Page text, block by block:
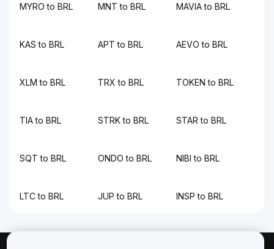
MYRO to BRL MNT to BRL MAVIA to BRL
KAS to BRL APT to BRL AEVO to BRL
XLM to BRL TRX to BRL TOKEN to BRL
TIA to BRL STRK to BRL STAR to BRL
SQT to BRL ONDO to BRL NIBI to BRL
LTC to BRL JUP to BRL INSP to BRL